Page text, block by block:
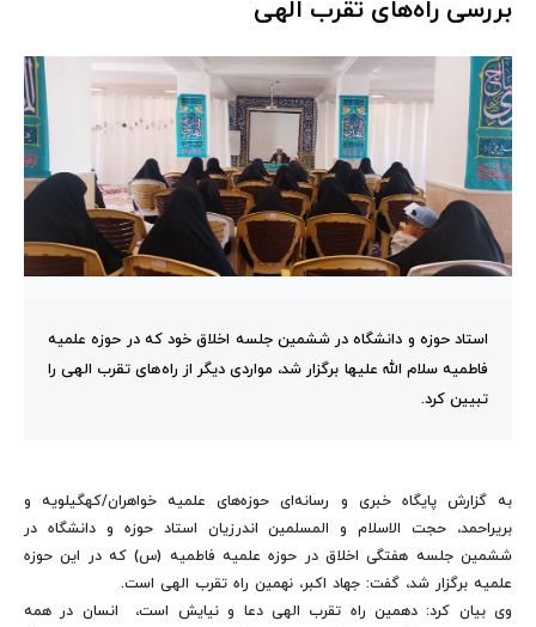
بررسی راه‌های تقرب الهی
استاد حوزه و دانشگاه در ششمین جلسه اخلاق خود که در حوزه علمیه
فاطمیه سلام الله علیها برگزار شد، مواردی دیگر از راه‌های تقرب الهی را
تبیین کرد.
به گزارش پایگاه خبری و رسانه‌ای حوزه‌های علمیه خواهران/کهگیلویه و
بریراحمد، حجت الاسلام و المسلمین اندرزیان استاد حوزه و دانشگاه در
ششمین جلسه هفتگی اخلاق در حوزه علمیه فاطمیه (س) که در این حوزه
علمیه برگزار شد، گفت: جهاد اکبر، نهمین راه تقرب الهی است.
وی بیان کرد: دهمین راه تقرب الهی دعا و نیایش است، انسان در همه